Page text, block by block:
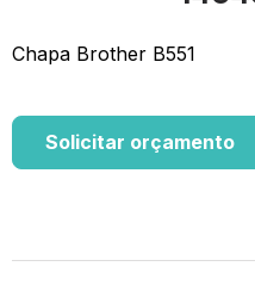
Chapa Brother B551
Solicitar orçamento